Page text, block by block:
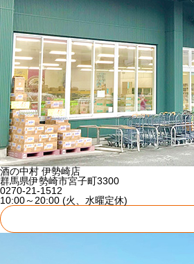
酒の中村 伊勢崎店
群馬県伊勢崎市宮子町3300
0270-21-1512
10:00～20:00 (火、水曜定休)